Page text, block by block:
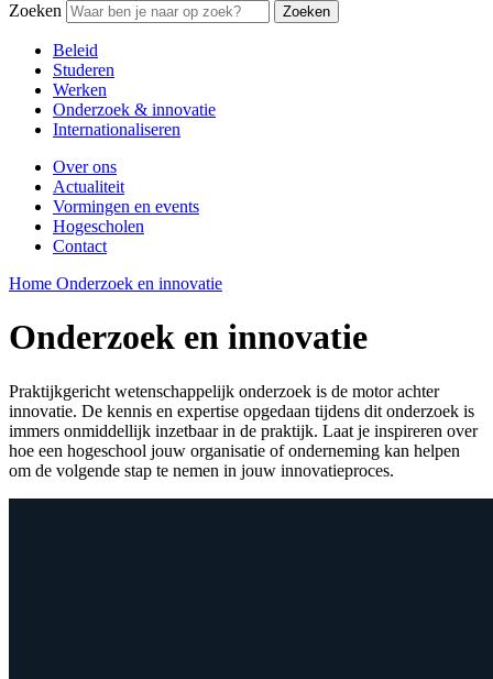
Zoeken Zoeken
Beleid
Studeren
Werken
Onderzoek & innovatie
Internationaliseren
Over ons
Actualiteit
Vormingen en events
Hogescholen
Contact
Home Onderzoek en innovatie
Onderzoek en innovatie
Praktijkgericht wetenschappelijk onderzoek is de motor achter
innovatie. De kennis en expertise opgedaan tijdens dit onderzoek is
immers onmiddellijk inzetbaar in de praktijk. Laat je inspireren over
hoe een hogeschool jouw organisatie of onderneming kan helpen
om de volgende stap te nemen in jouw innovatieproces.